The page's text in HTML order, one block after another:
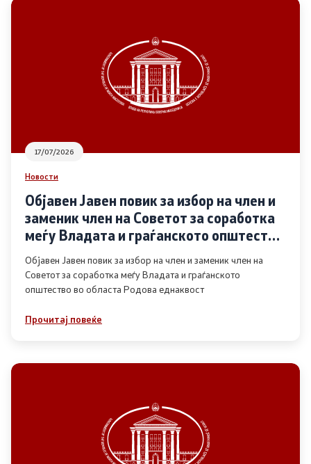
Основање на здружение
Дијалог меѓу Владата и граѓанскиот сектор
Отворени денови за иницијативи на граѓанските
организации
Финансиска поддршка
17/07/2026
Новости
Објавен Јавен повик за избор на член и
заменик член на Советот за соработка
меѓу Владата и граѓанското општество
во областа Родова еднаквост
Објавен Јавен повик за избор на член и заменик член на
Советот за соработка меѓу Владата и граѓанското
општество во областа Родова еднаквост
Прочитај повеќе